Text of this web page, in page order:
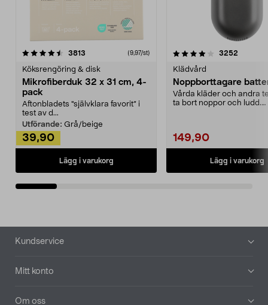
3813 (9,97/st)
Köksrengöring & disk
Mikrofiberduk 32 x 31 cm, 4-
pack
Aftonbladets "självklara favorit” i
test av d...
Utförande: Grå/beige
39,90
Lägg i varukorg
4.0av 5 stjärnor 3252
Klädvård
Noppborttagare
Vårda kläder och andra
ta bort noppor och ludd.
149,90
Lägg i varukorg
4.5av 5 stjärnor
Sidfot
Kundservice
Mitt konto
Om oss